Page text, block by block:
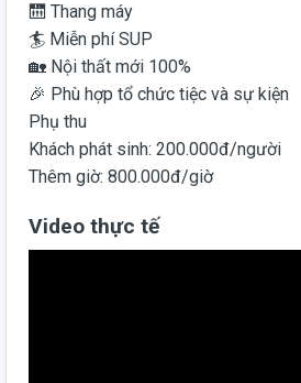
🛗 Thang máy
🏄 Miễn phí SUP
🏡 Nội thất mới 100%
🎉 Phù hợp tổ chức tiệc và sự kiện
Phụ thu
Khách phát sinh: 200.000đ/người
Thêm giờ: 800.000đ/giờ
Video thực tế